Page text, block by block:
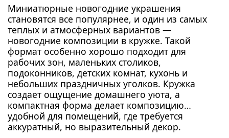
Миниатюрные новогодние украшения
становятся все популярнее, и один из самых
теплых и атмосферных вариантов —
новогодние композиции в кружке. Такой
формат особенно хорошо подходит для
рабочих зон, маленьких столиков,
подоконников, детских комнат, кухонь и
небольших праздничных уголков. Кружка
создает ощущение домашнего уюта, а
компактная форма делает композицию
удобной для помещений, где требуется
аккуратный, но выразительный декор.